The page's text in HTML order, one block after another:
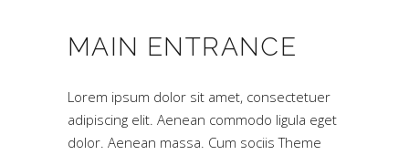
MAIN ENTRANCE
Lorem ipsum dolor sit amet, consectetuer
adipiscing elit. Aenean commodo ligula eget
dolor. Aenean massa. Cum sociis Theme